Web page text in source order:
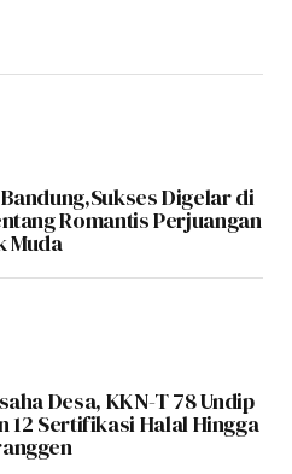
Digelar di
Romantis Perjuangan
Muda
Desa, KKN-T 78 Undip
12 Sertifikasi Halal Hingga